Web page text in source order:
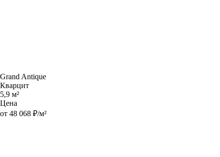
Grand Antique
Кварцит
5,9 м²
Цена
от 48 068 ₽/м²